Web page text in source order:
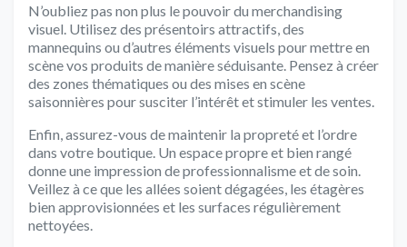
N’oubliez pas non plus le pouvoir du merchandising
visuel. Utilisez des présentoirs attractifs, des
mannequins ou d’autres éléments visuels pour mettre en
scène vos produits de manière séduisante. Pensez à créer
des zones thématiques ou des mises en scène
saisonnières pour susciter l’intérêt et stimuler les ventes.
Enfin, assurez-vous de maintenir la propreté et l’ordre
dans votre boutique. Un espace propre et bien rangé
donne une impression de professionnalisme et de soin.
Veillez à ce que les allées soient dégagées, les étagères
bien approvisionnées et les surfaces régulièrement
nettoyées.